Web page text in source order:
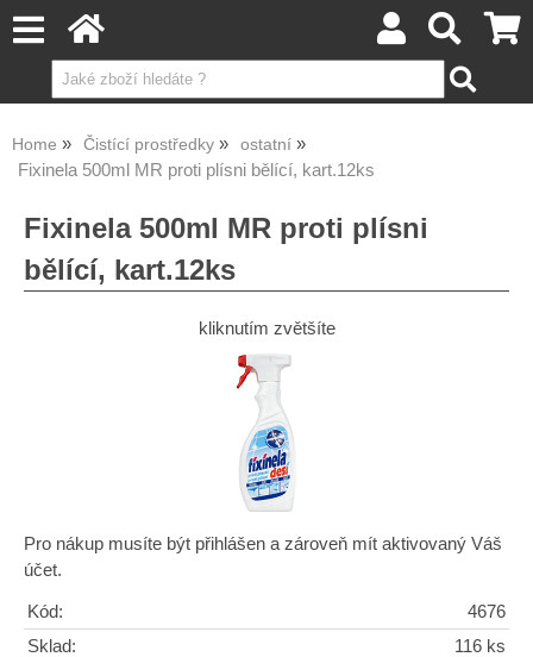
Home Čistící prostředky ostatní
Fixinela 500ml MR proti plísni bělící, kart.12ks
Fixinela 500ml MR proti plísni
bělící, kart.12ks
kliknutím zvětšíte
Pro nákup musíte být přihlášen a zároveň mít aktivovaný Váš
účet.
Kód:
4676
Sklad:
116 ks